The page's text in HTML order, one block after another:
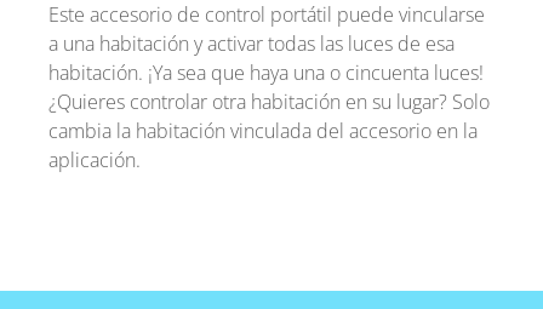
Este accesorio de control portátil puede vincularse
a una habitación y activar todas las luces de esa
habitación. ¡Ya sea que haya una o cincuenta luces!
¿Quieres controlar otra habitación en su lugar? Solo
cambia la habitación vinculada del accesorio en la
aplicación.